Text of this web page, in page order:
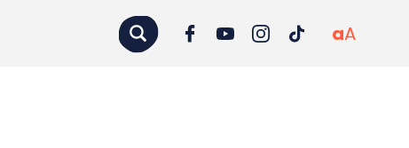
aA